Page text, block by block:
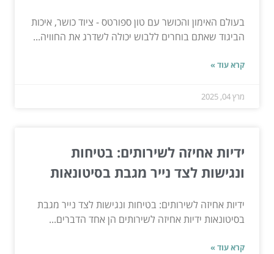
בעולם האימון והכושר עם טון ספורטס - ציוד כושר, איכות
הביגוד שאתם בוחרים ללבוש יכולה לשדרג את החוויה...
קרא עוד »
מרץ 04, 2025
ידיות אחיזה לשירותים: בטיחות
ונגישות לצד נייר מגבת בסיטונאות
ידיות אחיזה לשירותים: בטיחות ונגישות לצד נייר מגבת
בסיטונאות ידיות אחיזה לשירותים הן אחד הדברים...
קרא עוד »